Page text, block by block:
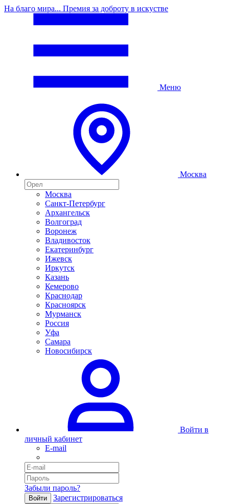
На благо мира... Премия за доброту в искустве
Меню
Москва
Москва
Санкт-Петербург
Архангельск
Волгоград
Воронеж
Владивосток
Екатеринбург
Ижевск
Иркутск
Казань
Кемерово
Краснодар
Красноярск
Мурманск
Россия
Уфа
Самара
Новосибирск
Войти в
личный кабинет
E-mail
Забыли пароль?
Войти Зарегистрироваться